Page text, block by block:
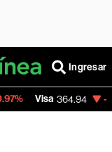
Ingresar
364.94 -0.33%